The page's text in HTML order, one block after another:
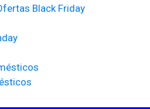
Black Friday